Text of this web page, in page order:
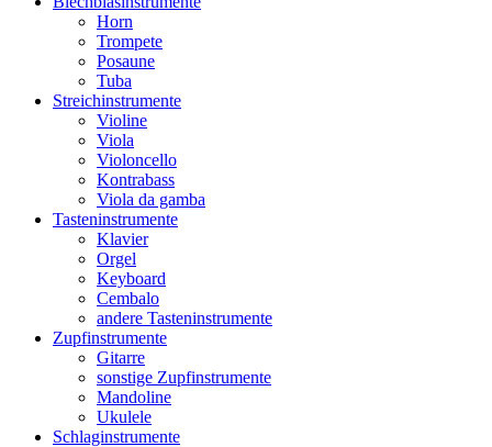
Horn
Trompete
Posaune
Tuba
Streichinstrumente
Violine
Viola
Violoncello
Kontrabass
Viola da gamba
Tasteninstrumente
Klavier
Orgel
Keyboard
Cembalo
andere Tasteninstrumente
Zupfinstrumente
Gitarre
sonstige Zupfinstrumente
Mandoline
Ukulele
Schlaginstrumente